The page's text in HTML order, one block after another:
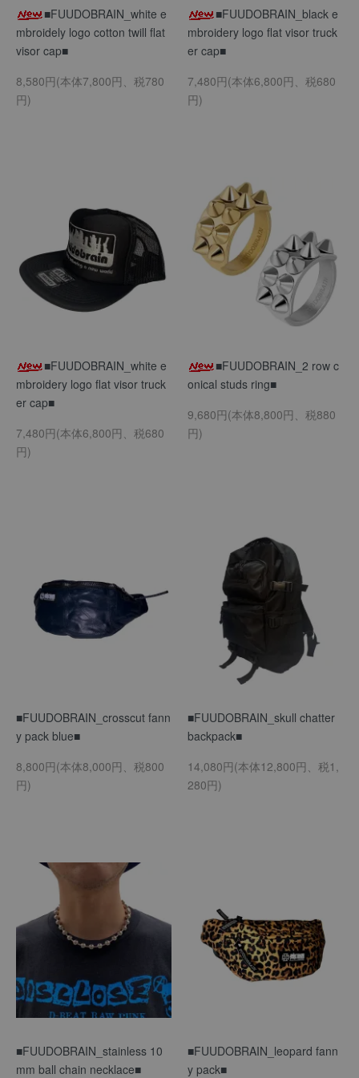
■FUUDOBRAIN_white e
mbroidely logo cotton twill flat
visor cap■
8,580円(本体7,800円、税780
円)
■FUUDOBRAIN_black e
mbroidery logo flat visor truck
er cap■
7,480円(本体6,800円、税680
円)
■FUUDOBRAIN_white e
mbroidery logo flat visor truck
er cap■
7,480円(本体6,800円、税680
円)
■FUUDOBRAIN_2 row c
onical studs ring■
9,680円(本体8,800円、税880
円)
■FUUDOBRAIN_crosscut fann
y pack blue■
8,800円(本体8,000円、税800
円)
■FUUDOBRAIN_skull chatter
backpack■
14,080円(本体12,800円、税1,
280円)
■FUUDOBRAIN_stainless 10
mm ball chain necklace■
■FUUDOBRAIN_leopard fann
y pack■